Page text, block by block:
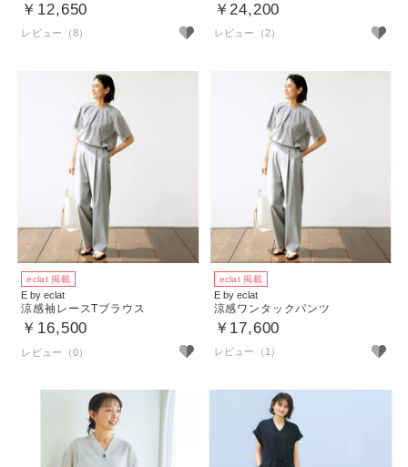
￥12,650
レビュー（8）
￥24,200
レビュー（2）
eclat 掲載
E by eclat
涼感袖レースTブラウス
￥16,500
eclat 掲載
E by eclat
涼感ワンタックパンツ
￥17,600
レビュー（1）